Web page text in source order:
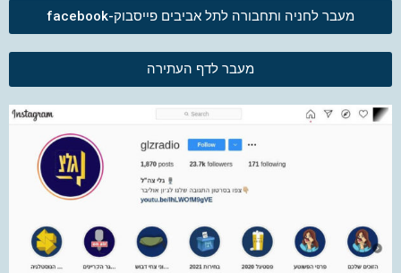
מעבר לחניה ותחבורה לתל אביבים פייסבוק-facebook
מעבר לדף העתירה